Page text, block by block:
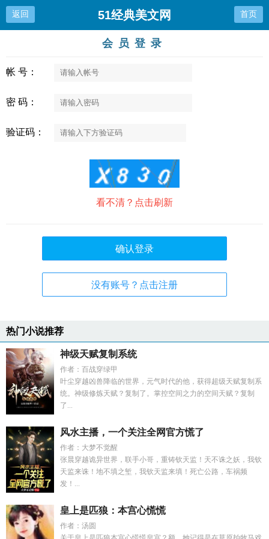
返回 51经典美文网 首页
会员登录
帐 号：
密 码：
验证码：
看不清？点击刷新
确认登录
没有账号？点击注册
热门小说推荐
神级天赋复制系统
作者：百战穿绿甲
叶尘穿越凶兽降临的世界，元气时代的他，获得超级天赋复制系
统。神级修炼天赋？复制了。掌控空间之力的空间天赋？复制
了...
风水主播，一个关注全网官方慌了
作者：大梦不觉醒
张晨穿越诡异世界，联手小哥，重铸钦天监！天不诛之妖，我钦
天监来诛！地不填之堑，我钦天监来填！死亡公路，车祸频
发！...
皇上是匹狼：本宫心慌慌
作者：汤圆